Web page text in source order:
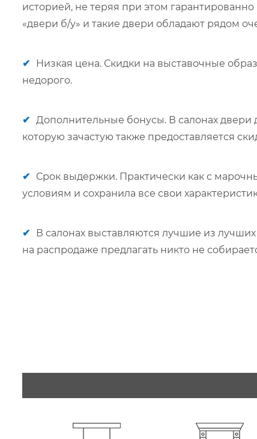
историей, не теряя при этом
«двери б/у» и такие двери обладают рядом
✔
Низкая цена. Скидки на выставочные
недорого.
✔
Дополнительные бонусы. В салонах
которую зачастую также предоставляется
✔
Срок выдержки. Практически как с
условиям и сохранила все свои
✔
В салонах выставляются лучшие из
на распродаже предлагать никто не